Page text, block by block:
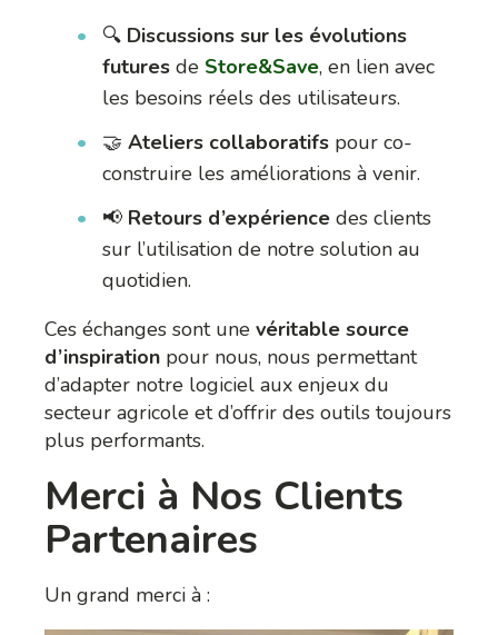
🔍 Discussions sur les évolutions
futures de Store&Save, en lien avec
les besoins réels des utilisateurs.
🤝 Ateliers collaboratifs pour co-
construire les améliorations à venir.
📢 Retours d’expérience des clients
sur l’utilisation de notre solution au
quotidien.
Ces échanges sont une véritable source
d’inspiration pour nous, nous permettant
d’adapter notre logiciel aux enjeux du
secteur agricole et d’offrir des outils toujours
plus performants.
Merci à Nos Clients
Partenaires
Un grand merci à :